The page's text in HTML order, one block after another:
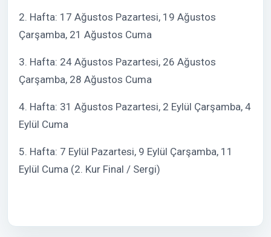
2. Hafta: 17 Ağustos Pazartesi, 19 Ağustos
Çarşamba, 21 Ağustos Cuma
3. Hafta: 24 Ağustos Pazartesi, 26 Ağustos
Çarşamba, 28 Ağustos Cuma
4. Hafta: 31 Ağustos Pazartesi, 2 Eylül Çarşamba, 4
Eylül Cuma
5. Hafta: 7 Eylül Pazartesi, 9 Eylül Çarşamba, 11
Eylül Cuma (2. Kur Final / Sergi)